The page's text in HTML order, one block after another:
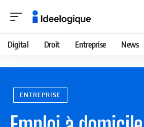
Digital Droit Entreprise News
ENTREPRISE